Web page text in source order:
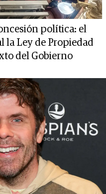
política: el
la Ley de Propiedad
del Gobierno